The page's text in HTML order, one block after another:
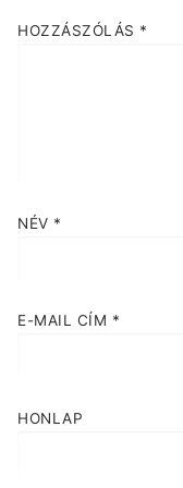
HOZZÁSZÓLÁS *
NÉV *
E-MAIL CÍM *
HONLAP